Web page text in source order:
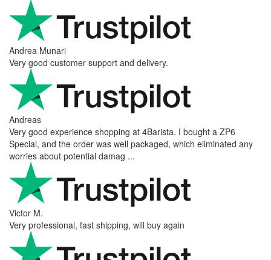
Andrea Munari
Very good customer support and delivery.
Andreas
Very good experience shopping at 4Barista. I bought a ZP6
Special, and the order was well packaged, which eliminated any
worries about potential damag ...
Victor M.
Very professional, fast shipping, will buy again